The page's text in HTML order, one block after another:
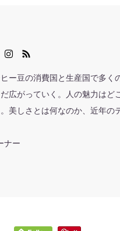
ー豆の消費国と生産国で多く
広がっていく。人の魅力はど
美しさとは何なのか、近年の
ナー